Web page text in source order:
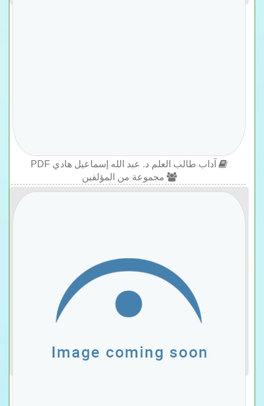
آداب طالب العلم د. عبد الله إسماعيل هادي PDF
مجموعة من المؤلفين